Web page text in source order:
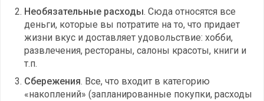
Необязательные расходы. Сюда относятся все
деньги, которые вы потратите на то, что придает
жизни вкус и доставляет удовольствие: хобби,
развлечения, рестораны, салоны красоты, книги и
т.п.
Сбережения. Все, что входит в категорию
«накоплений» (запланированные покупки, расходы